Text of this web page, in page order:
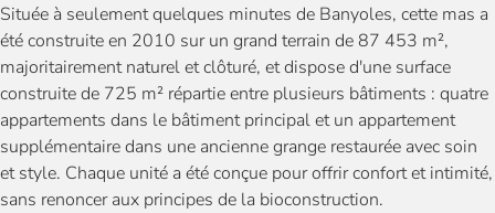
Située à seulement quelques minutes de Banyoles, cette mas a
été construite en 2010 sur un grand terrain de 87 453 m²,
majoritairement naturel et clôturé, et dispose d'une surface
construite de 725 m² répartie entre plusieurs bâtiments : quatre
appartements dans le bâtiment principal et un appartement
supplémentaire dans une ancienne grange restaurée avec soin
et style. Chaque unité a été conçue pour offrir confort et intimité,
sans renoncer aux principes de la bioconstruction.